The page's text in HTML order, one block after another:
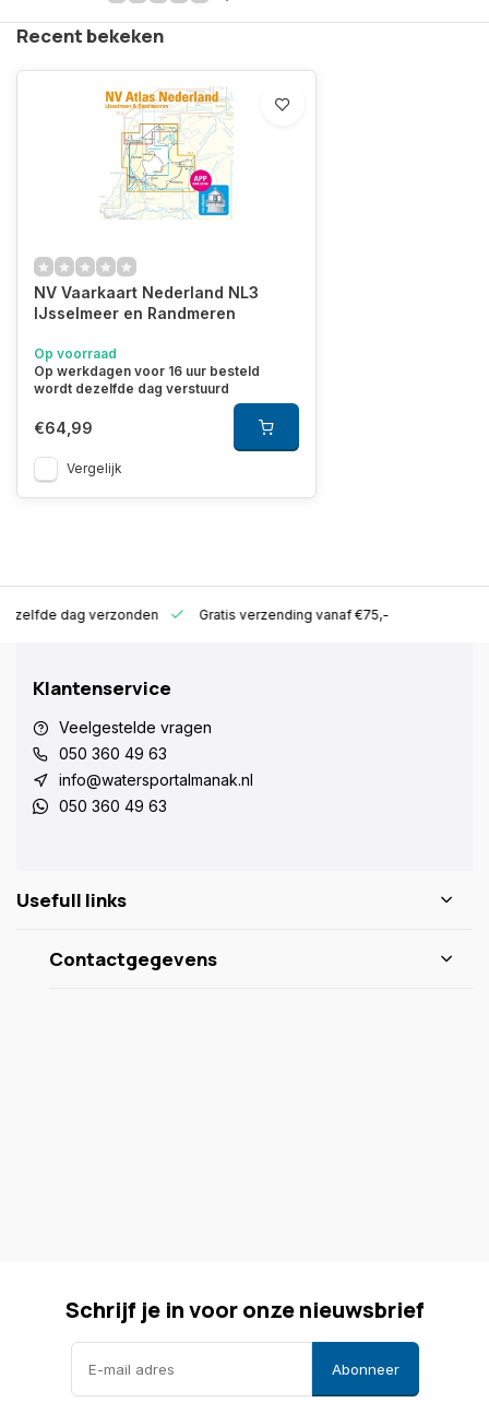
Recent bekeken
NV Vaarkaart Nederland NL3
IJsselmeer en Randmeren
Op voorraad
Op werkdagen voor 16 uur besteld
wordt dezelfde dag verstuurd
€64,99
Vergelijk
zelfde dag verzonden Gratis verzending vanaf €75,-
Klantenservice
Veelgestelde vragen
050 360 49 63
info@watersportalmanak.nl
050 360 49 63
Usefull links
Contactgegevens
Schrijf je in voor onze nieuwsbrief
Abonneer